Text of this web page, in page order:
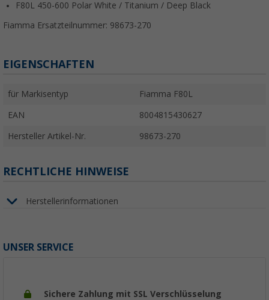
F80L 450-600 Polar White / Titanium / Deep Black
Fiamma Ersatzteilnummer: 98673-270
EIGENSCHAFTEN
für Markisentyp Fiamma F80L
EAN 8004815430627
Hersteller Artikel-Nr. 98673-270
RECHTLICHE HINWEISE
Herstellerinformationen
UNSER SERVICE
Sichere Zahlung mit SSL Verschlüsselung